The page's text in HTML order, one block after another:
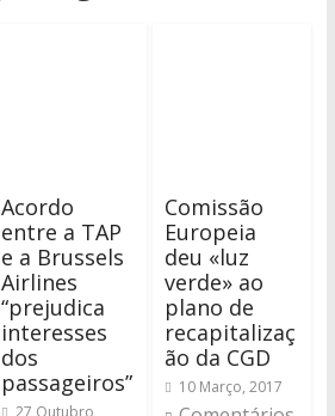
Acordo
entre a TAP
e a Brussels
Airlines
“prejudica
interesses
dos
passageiros”
Comissão
Europeia
deu «luz
verde» ao
plano de
recapitalizaç
ão da CGD
10 Março, 2017